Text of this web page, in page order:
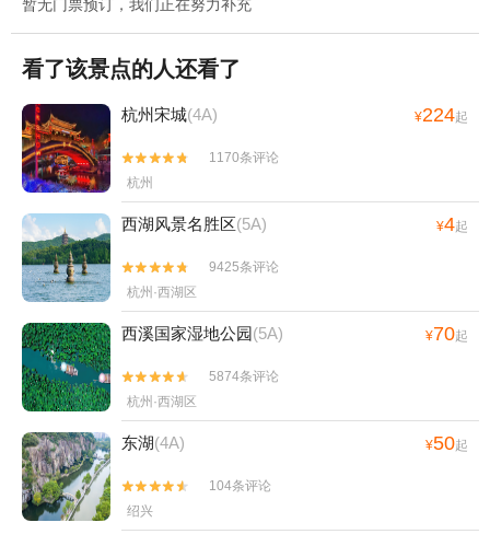
暂无门票预订，我们正在努力补充
看了该景点的人还看了
杭州宋城(4A) ¥224起


1170条评论
杭州
西湖风景名胜区(5A) ¥4起


9425条评论
杭州·西湖区
西溪国家湿地公园(5A) ¥70起


5874条评论
杭州·西湖区
东湖(4A) ¥50起


104条评论
绍兴